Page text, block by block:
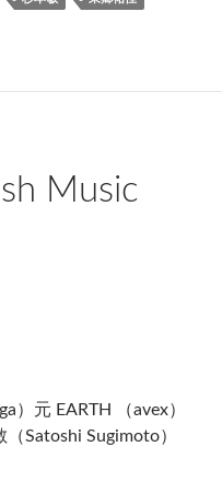
Music
）元 EARTH （avex）
Satoshi Sugimoto）